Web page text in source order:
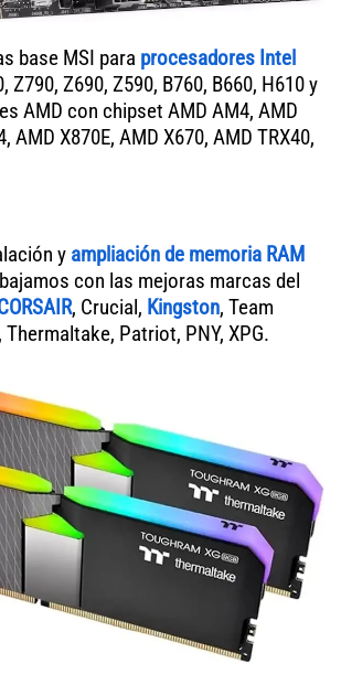
base MSI para procesadores Intel
Z790, Z690, Z590, B760, B660, H610 y
AMD con chipset AMD AM4, AMD
AMD X870E, AMD X670, AMD TRX40,
y ampliación de memoria RAM
con las mejoras marcas del
, Crucial, Kingston, Team
Thermaltake, Patriot, PNY, XPG.